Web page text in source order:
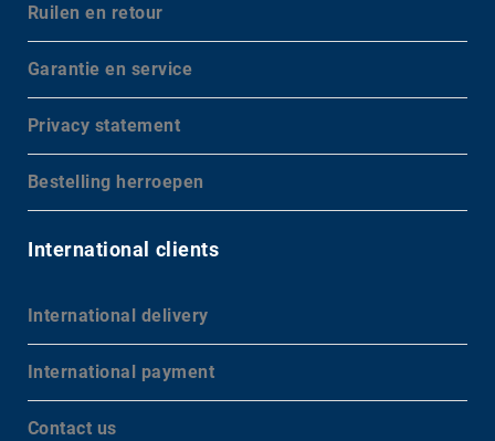
Ruilen en retour
Garantie en service
Privacy statement
Bestelling herroepen
International clients
International delivery
International payment
Contact us